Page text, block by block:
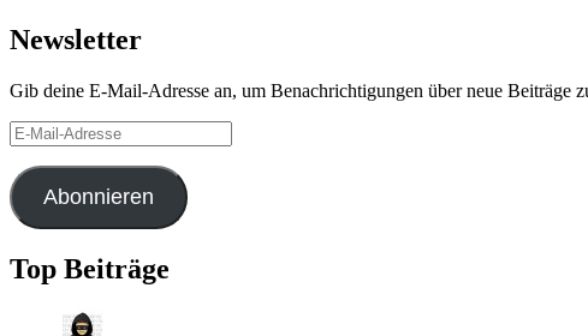
Newsletter
Gib deine E-Mail-Adresse an, um Benachrichtigungen über neue Beiträge
E-
Mail-
Adresse
Abonnieren
Top Beiträge